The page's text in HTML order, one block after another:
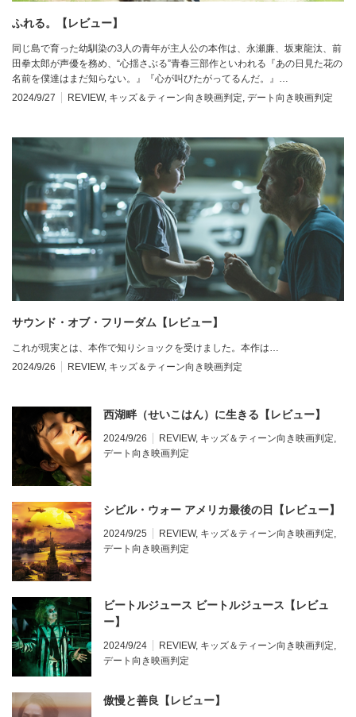
ふれる。【レビュー】
同じ島で育った幼馴染の3人の青年が主人公の本作は、永瀬廉、坂東龍汰、前
田拳太郎が声優を務め、“心揺さぶる”青春三部作といわれる『あの日見た花の
名前を僕達はまだ知らない。』『心が叫びたがってるんだ。』…
2024/9/27
REVIEW, キッズ＆ティーン向き映画判定, デート向き映画判定
サウンド・オブ・フリーダム【レビュー】
これが現実とは、本作で知りショックを受けました。本作は…
2024/9/26
REVIEW, キッズ＆ティーン向き映画判定
西湖畔（せいこはん）に生きる【レビュー】
2024/9/26 REVIEW, キッズ＆ティーン向き映画判定
デート向き映画判定
シビル・ウォー アメリカ最後の日【レビュー】
2024/9/25 REVIEW, キッズ＆ティーン向き映画判定
デート向き映画判定
ビートルジュース ビートルジュース【レビュ
ー】
2024/9/24 REVIEW, キッズ＆ティーン向き映画判定
デート向き映画判定
傲慢と善良【レビュー】